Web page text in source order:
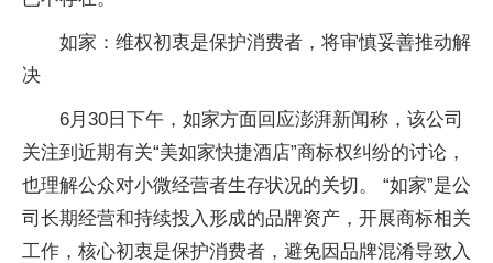
如家：维权初衷是保护消费者，将审慎妥善推动解
决
6月30日下午，如家方面回应澎湃新闻称，该公司
关注到近期有关“美如家快捷酒店”商标权纠纷的讨论，
也理解公众对小微经营者生存状况的关切。 “如家”是公
司长期经营和持续投入形成的品牌资产，开展商标相关
工作，核心初衷是保护消费者，避免因品牌混淆导致入